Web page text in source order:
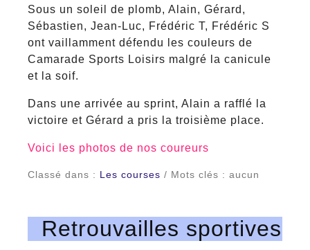
Sous un soleil de plomb, Alain, Gérard,
Sébastien, Jean-Luc, Frédéric T, Frédéric S
ont vaillamment défendu les couleurs de
Camarade Sports Loisirs malgré la canicule
et la soif.
Dans une arrivée au sprint, Alain a rafflé la
victoire et Gérard a pris la troisième place.
Voici les photos de nos coureurs
Classé dans : Les courses / Mots clés : aucun
Retrouvailles sportives